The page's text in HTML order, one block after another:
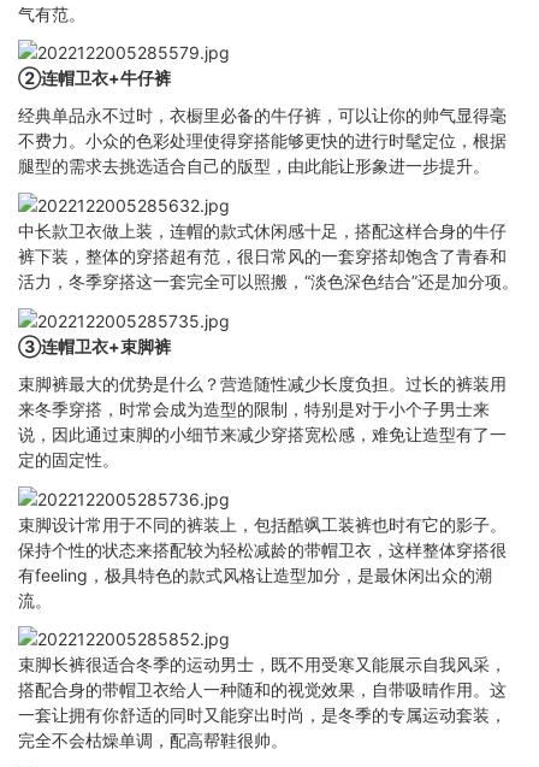
气有范。
②连帽卫衣+牛仔裤
经典单品永不过时，衣橱里必备的牛仔裤，可以让你的帅气显得毫
不费力。小众的色彩处理使得穿搭能够更快的进行时髦定位，根据
腿型的需求去挑选适合自己的版型，由此能让形象进一步提升。
中长款卫衣做上装，连帽的款式休闲感十足，搭配这样合身的牛仔
裤下装，整体的穿搭超有范，很日常风的一套穿搭却饱含了青春和
活力，冬季穿搭这一套完全可以照搬，“淡色深色结合”还是加分项。
③连帽卫衣+束脚裤
束脚裤最大的优势是什么？营造随性减少长度负担。过长的裤装用
来冬季穿搭，时常会成为造型的限制，特别是对于小个子男士来
说，因此通过束脚的小细节来减少穿搭宽松感，难免让造型有了一
定的固定性。
束脚设计常用于不同的裤装上，包括酷飒工装裤也时有它的影子。
保持个性的状态来搭配较为轻松减龄的带帽卫衣，这样整体穿搭很
有feeling，极具特色的款式风格让造型加分，是最休闲出众的潮
流。
束脚长裤很适合冬季的运动男士，既不用受寒又能展示自我风采，
搭配合身的带帽卫衣给人一种随和的视觉效果，自带吸晴作用。这
一套让拥有你舒适的同时又能穿出时尚，是冬季的专属运动套装，
完全不会枯燥单调，配高帮鞋很帅。